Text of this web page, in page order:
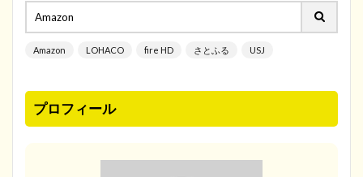
Amazon LOHACO fire HD さとふる USJ
プロフィール